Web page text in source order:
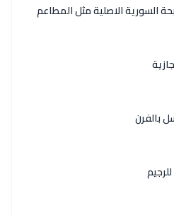
السورية الاصلية مثل المطاعم
بالفرن